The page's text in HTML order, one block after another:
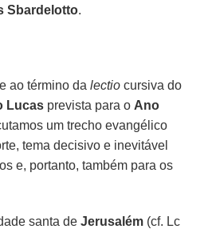
Sbardelotto.
ao término dalectio cursiva do
Lucas prevista para o Ano
um trecho evangélico
tema decisivo e inevitável
e, portanto, também para os
santa deJerusalém (cf. Lc